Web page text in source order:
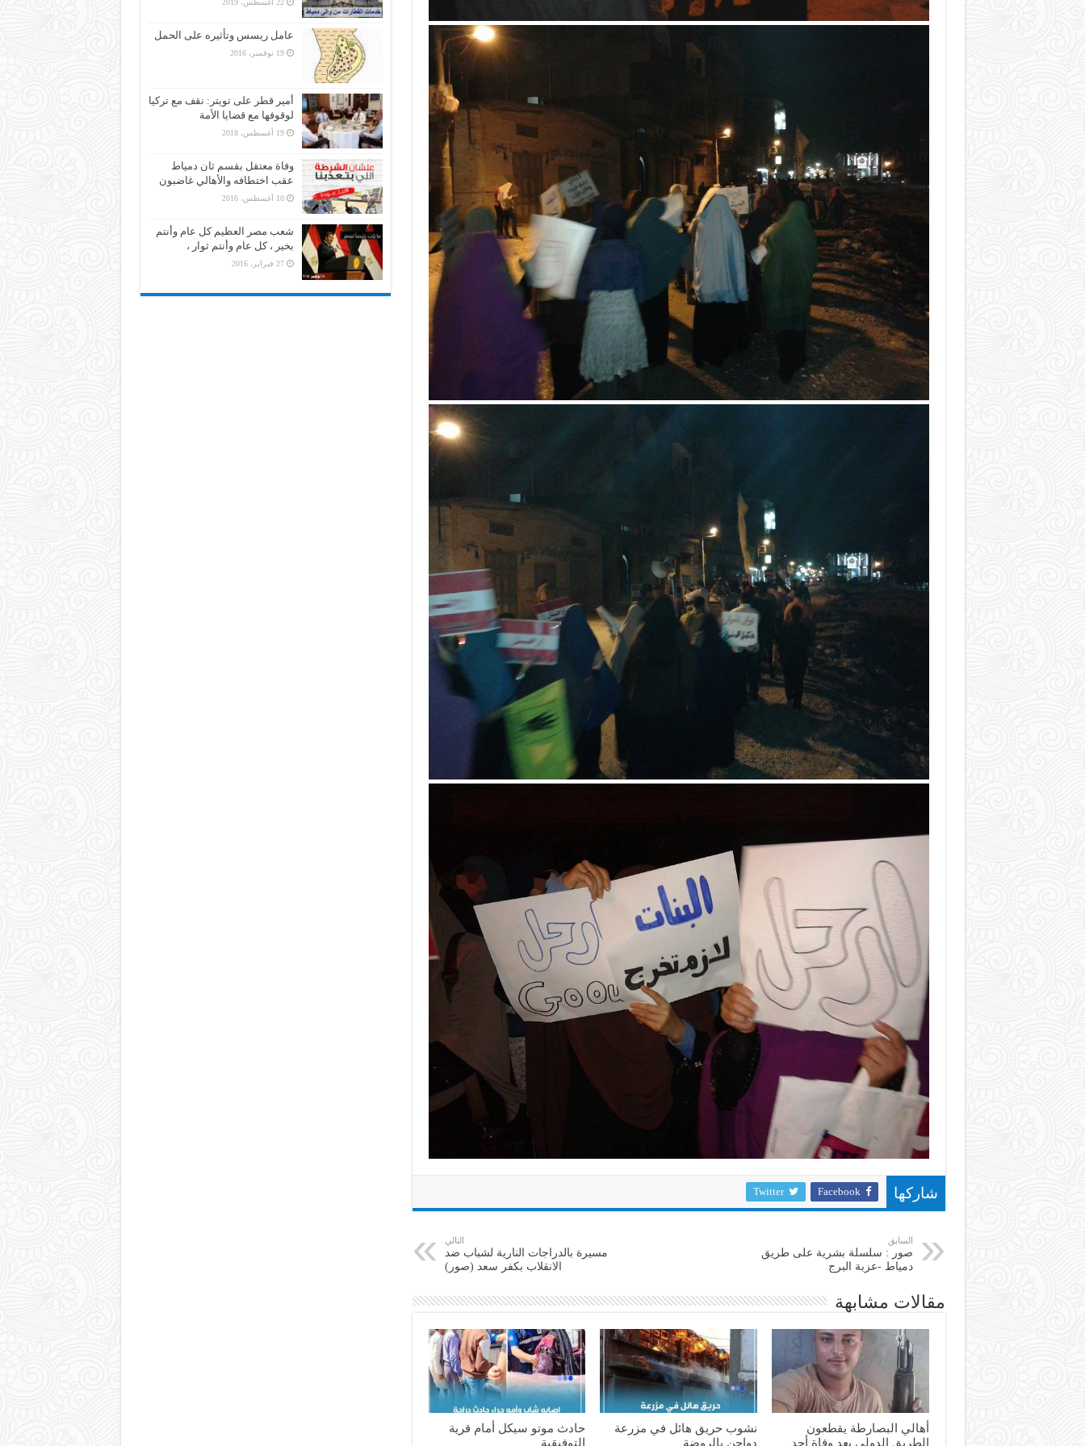
شاركها Facebook
Twitter
السابق
صور : سلسلة بشرية على طريق
دمياط -عزبة البرج
التالي
مسيرة بالدراجات النارية لشباب ضد
الانقلاب بكفر سعد (صور)
مقالات مشابهة
أهالي البصارطة يقطعون
الطريق الدولي بعد وفاة أحد
نشوب حريق هائل في مزرعة
دواجن بالروضة
حادث موتو سيكل أمام قرية
التوفيقية
22 أغسطس، 2019
عامل ريسس وتأثيره على الحمل
19 نوفمبر، 2016
أمير قطر على تويتر: نقف مع تركيا
لوقوفها مع قضايا الأمة
19 أغسطس، 2018
وفاة معتقل بقسم ثان دمياط
عقب اختطافه والأهالي غاضبون
10 أغسطس، 2016
شعب مصر العظيم كل عام وأنتم
بخير ، كل عام وأنتم ثوار ،
27 فبراير، 2016